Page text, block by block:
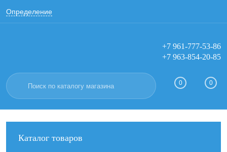
Определение
Вход Регистрация
+7 961-777-53-86
+7 963-854-20-85
0 0
Каталог товаров